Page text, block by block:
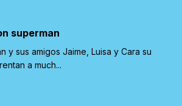
superman
y sus amigos Jaime, Luisa y Cara su
a much...